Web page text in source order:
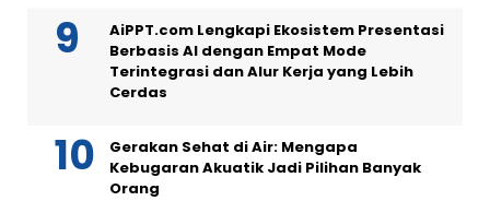
AiPPT.com Lengkapi Ekosistem Presentasi
Berbasis AI dengan Empat Mode
Terintegrasi dan Alur Kerja yang Lebih
Cerdas
Gerakan Sehat di Air: Mengapa
Kebugaran Akuatik Jadi Pilihan Banyak
Orang